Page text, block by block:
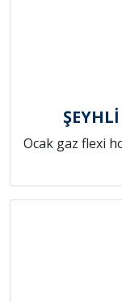
Ocak gaz flexi